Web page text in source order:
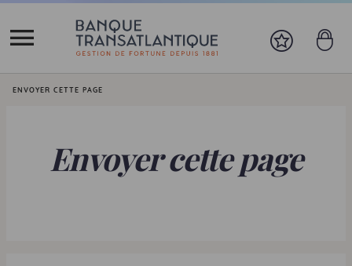
Vous êtes ici:
ENVOYER CETTE PAGE
Envoyer cette page